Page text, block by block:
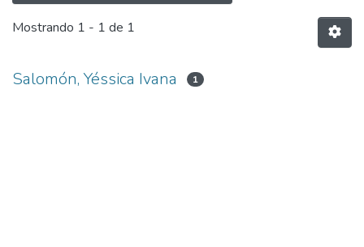
Mostrando 1 - 1 de 1
Salomón, Yéssica Ivana 1